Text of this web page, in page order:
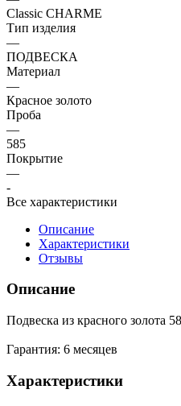
Classic CHARME
Тип изделия
—
ПОДВЕСКА
Материал
—
Красное золото
Проба
—
585
Покрытие
—
-
Все характеристики
Описание
Характеристики
Отзывы
Описание
Подвеска из красного золота
Гарантия: 6 месяцев
Характеристики